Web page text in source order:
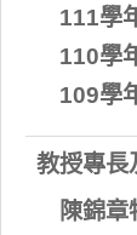
111學
110學
109學
教授專長
陳錦章